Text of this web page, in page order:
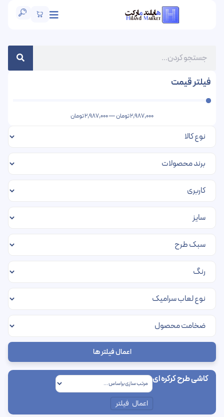
فیلتر قیمت
2,987,000تومان—
2,987,000تومان
اعمال فیلتر ها
کاشی طرح کرکره ای
اعمال فیلتر